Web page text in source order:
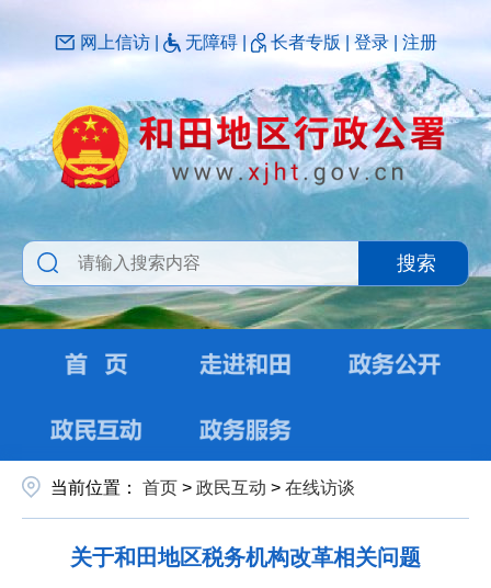
网上信访 无障碍 长者专版 | 登录 注册
搜索
当前位置： 首页 > 政民互动 > 在线访谈
关于和田地区税务机构改革相关问题